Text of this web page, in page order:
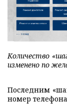
Количество
изменено по
Последним
номер